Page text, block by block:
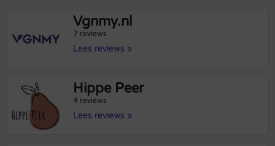
Vgnmy.nl
7 reviews
Lees reviews »
Hippe Peer
4 reviews
Lees reviews »